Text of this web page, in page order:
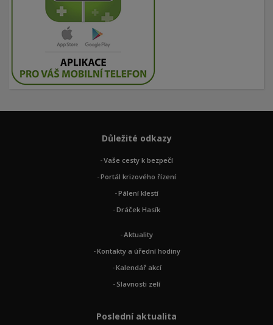
Důležité odkazy
Vaše cesty k bezpečí
Portál krizového řízení
Pálení klestí
Dráček Hasík
Aktuality
Kontakty a úřední hodiny
Kalendář akcí
Slavnosti zelí
Poslední aktualita